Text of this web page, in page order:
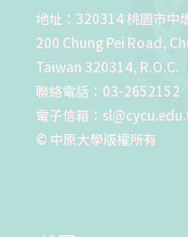
地址：320314 桃園市中
200 Chung Pei Road,
Taiwan 320314, R.O.C.
聯絡電話：03-2652152
電子信箱：
© 中原大學版權所有